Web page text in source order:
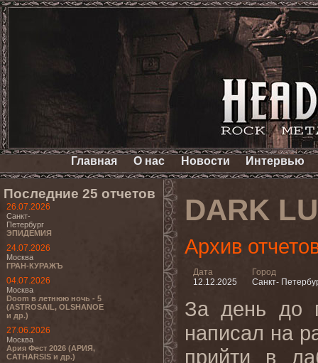
Главная О нас Новости Интервью
Последние 25 отчетов
26.07.2026
Санкт-
Петербург
ЭПИДЕМИЯ
24.07.2026
Москва
ГРАН-КУРАЖЪ
04.07.2026
Москва
Doom в летнюю ночь - 5
(ASTROSAIL, OLSHANOE
и др.)
27.06.2026
Москва
Ария Фест 2026 (АРИЯ,
CATHARSIS и др.)
DARK
Архив
Дата
12.12.2025
Город
Санкт-
За день до
написал на
прийти в